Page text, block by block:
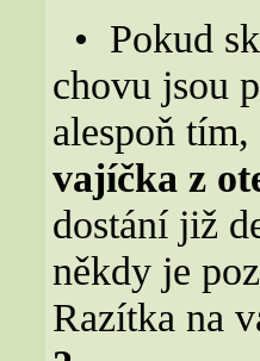
• Pokud
chovu jsou
alespoň
vajíčka z
dostání již
někdy je
Razítka na